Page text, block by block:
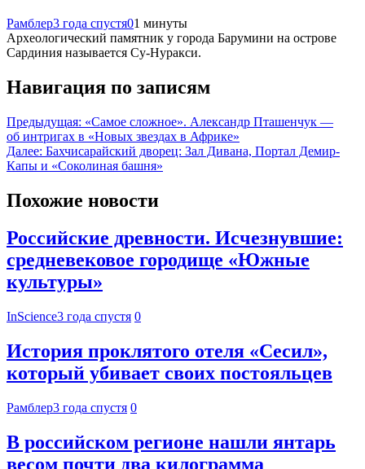
Рамблер3 года спустя01 минуты
Археологический памятник у города Барумини на острове
Сардиния называется Су-Нуракси.
Навигация по записям
Предыдущая: «Самое сложное». Александр Пташенчук —
об интригах в «Новых звездах в Африке»
Далее: Бахчисарайский дворец: Зал Дивана, Портал Демир-
Капы и «Соколиная башня»
Похожие новости
Российские древности. Исчезнувшие:
средневековое городище «Южные
культуры»
InScience3 года спустя 0
История проклятого отеля «Сесил»,
который убивает своих постояльцев
Рамблер3 года спустя 0
В российском регионе нашли янтарь
весом почти два килограмма